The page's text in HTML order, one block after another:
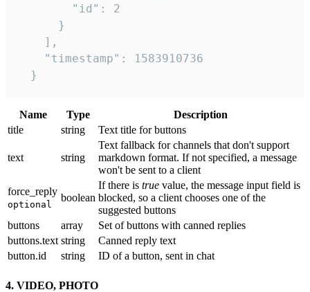
        "id": 2
      }
    ],
    "timestamp": 1583910736
  }
Name Type
Description
title
string Text title for buttons
text string
Text fallback for channels that don't support
markdown format. If not specified, a message
won't be sent to a client
force_reply
optional
boolean
If there is true value, the message input field is
blocked, so a client chooses one of the
suggested buttons
buttons
array
Set of buttons with canned replies
buttons.text string
Canned reply text
button.id
string ID of a button, sent in chat
4. VIDEO, PHOTO